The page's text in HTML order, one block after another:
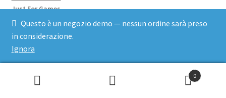
Questo è un negozio demo — nessun ordine sarà preso
in considerazione.
Ignora
Just For Games
JVC
Kalypso
Kangaro
KASPERSKY
0